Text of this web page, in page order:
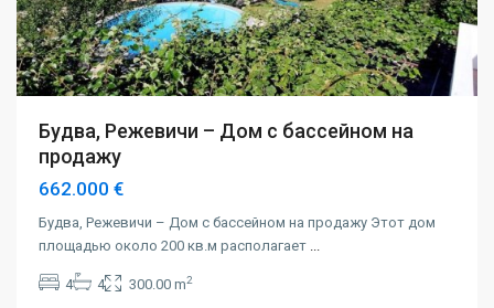
Будва, Режевичи – Дом с бассейном на
продажу
662.000 €
Будва, Режевичи – Дом с бассейном на продажу Этот дом
площадью около 200 кв.м располагает ...
4 4 300.00 m2